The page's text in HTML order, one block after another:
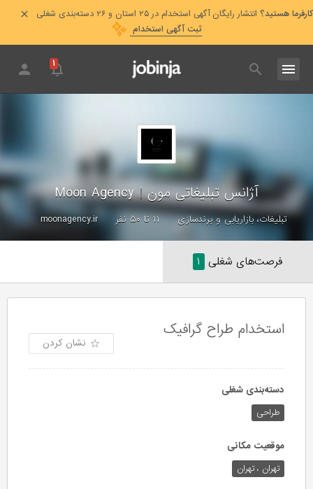
کارفرما هستید؟ انتشار رایگان آگهی استخدام در ۲۵ استان و ۲۶ دسته‌بندی شغلی
ثبت آگهی استخدام
۱
آژانس تبلیغاتی مون|
Moon Agency
تبلیغات، بازاریابی و برندسازی ۱۱ تا ۵۰ نفر moonagency.ir
فرصت‌های شغلی ۱
استخدام طراح گرافیک
نشان کردن
دسته‌بندی شغلی
طراحی
موقعیت مکانی
تهران ، تهران